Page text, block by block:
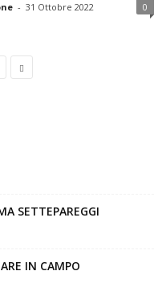
- 31 Ottobre 2022 0
SETTEPAREGGI
IN CAMPO